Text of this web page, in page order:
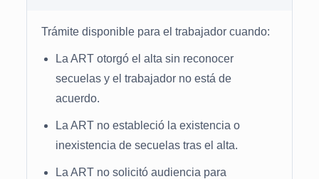
Trámite disponible para el trabajador cuando:
La ART otorgó el alta sin reconocer
secuelas y el trabajador no está de
acuerdo.
La ART no estableció la existencia o
inexistencia de secuelas tras el alta.
La ART no solicitó audiencia para